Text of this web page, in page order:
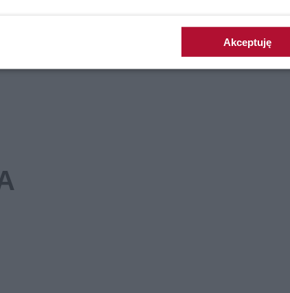
niż nowoczesne ogrzewanie oparte na
trzymać się sprawdzonych rozwiązań,
Akceptuję